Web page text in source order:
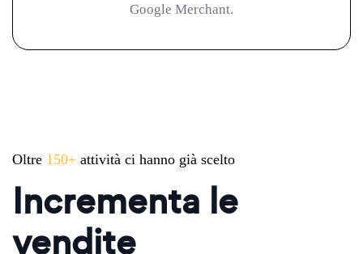
Google Merchant.
Oltre 150+ attività ci hanno già scelto
Incrementa le
vendite